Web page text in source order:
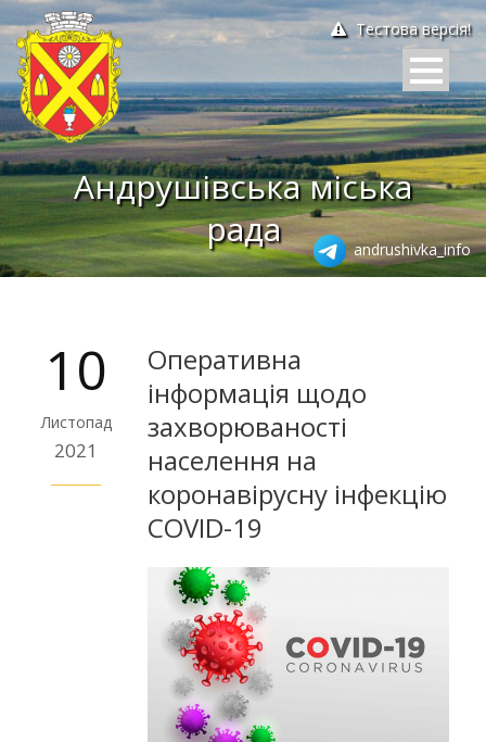
Тестова версія!
Андрушівська міська
рада
andrushivka_info
10
Листопад
2021
Оперативна
інформація щодо
захворюваності
населення на
коронавірусну інфекцію
COVID-19